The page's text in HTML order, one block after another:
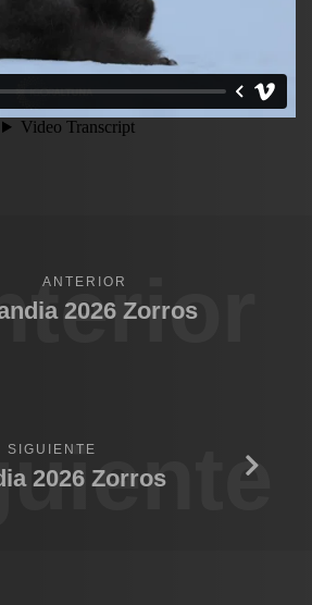
ANTERIOR
2026 Zorros
SIGUIENTE
2026 Zorros